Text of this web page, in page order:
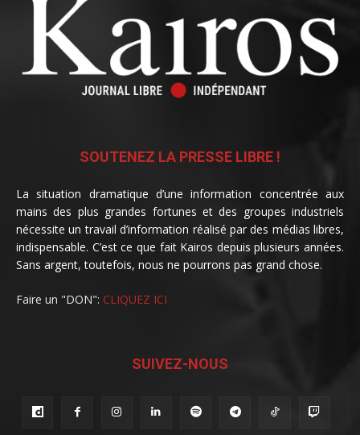
SOUTENEZ LA PRESSE LIBRE !
La situation dramatique d’une information concentrée aux
mains des plus grandes fortunes et des groupes industriels
nécessite un travail d’information réalisé par des médias libres,
indispensable. C’est ce que fait Kairos depuis plusieurs années.
Sans argent, toutefois, nous ne pourrons pas grand chose.
Faire un "DON": CLIQUEZ ICI
SUIVEZ-NOUS